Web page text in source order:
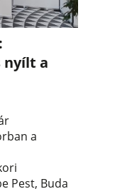
a
a
Pest, Buda